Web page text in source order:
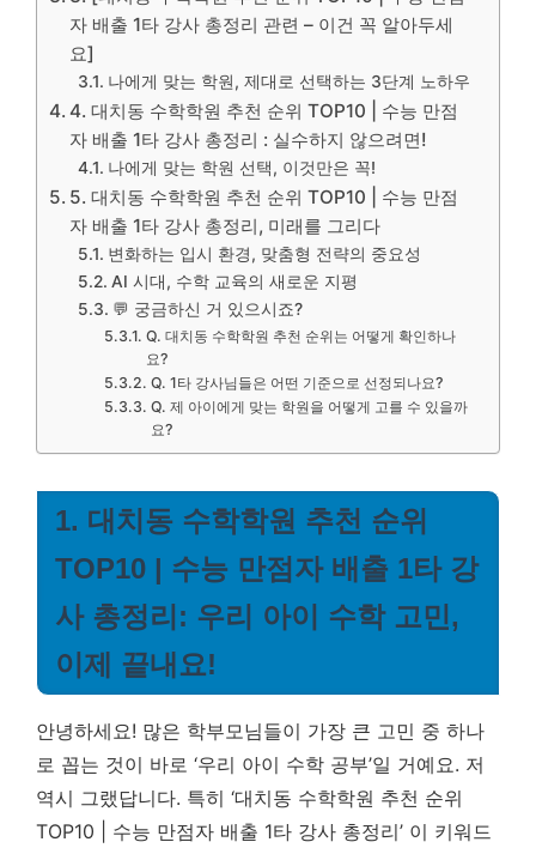
자 배출 1타 강사 총정리 관련 – 이건 꼭 알아두세
요]
나에게 맞는 학원, 제대로 선택하는 3단계 노하우
4. 대치동 수학학원 추천 순위 TOP10 | 수능 만점
자 배출 1타 강사 총정리 : 실수하지 않으려면!
나에게 맞는 학원 선택, 이것만은 꼭!
5. 대치동 수학학원 추천 순위 TOP10 | 수능 만점
자 배출 1타 강사 총정리, 미래를 그리다
변화하는 입시 환경, 맞춤형 전략의 중요성
AI 시대, 수학 교육의 새로운 지평
💬 궁금하신 거 있으시죠?
Q. 대치동 수학학원 추천 순위는 어떻게 확인하나
요?
Q. 1타 강사님들은 어떤 기준으로 선정되나요?
Q. 제 아이에게 맞는 학원을 어떻게 고를 수 있을까
요?
1. 대치동 수학학원 추천 순위
TOP10 | 수능 만점자 배출 1타 강
사 총정리: 우리 아이 수학 고민,
이제 끝내요!
안녕하세요! 많은 학부모님들이 가장 큰 고민 중 하나
로 꼽는 것이 바로 ‘우리 아이 수학 공부’일 거예요. 저
역시 그랬답니다. 특히 ‘대치동 수학학원 추천 순위
TOP10 | 수능 만점자 배출 1타 강사 총정리’ 이 키워드